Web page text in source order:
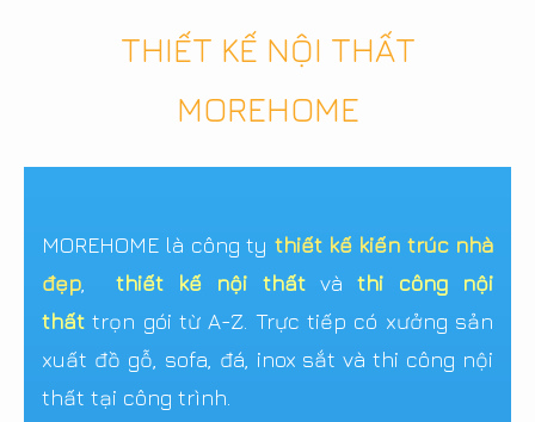
THIẾT KẾ NỘI THẤT
MOREHOME
MOREHOME là công ty thiết kế kiến trúc nhà
đẹp
thiết kế nội thấtvàthi công nội
thất trọn gói từ A-Z. Trực tiếp có xưởng sản
xuất đồ gỗ, sofa, đá, inox sắt và thi công nội
thất tại công trình.